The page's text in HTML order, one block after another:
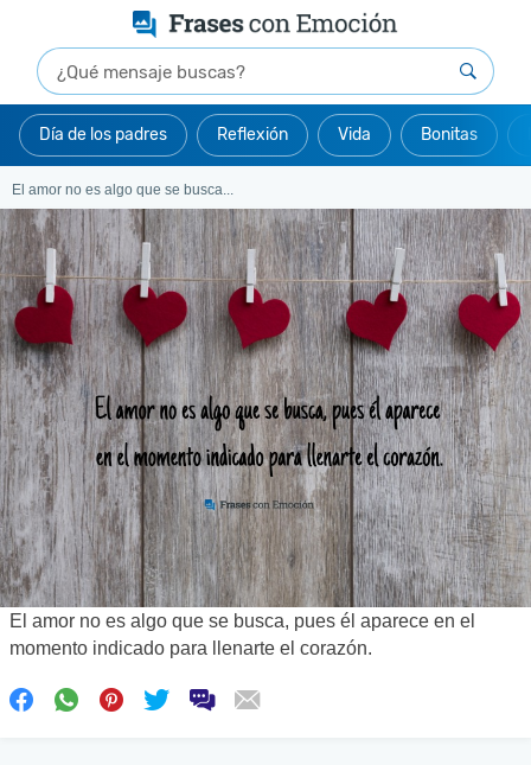
Día de los padres Reflexión Vida Bonitas
El amor no es algo que se busca...
El amor no es algo que se busca, pues él aparece en el
momento indicado para llenarte el corazón.